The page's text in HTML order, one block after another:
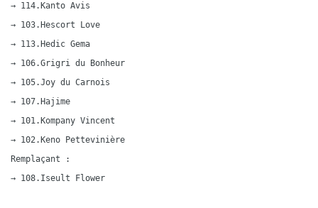
→ 114.Kanto Avis
→ 103.Hescort Love
→ 113.Hedic Gema
→ 106.Grigri du Bonheur
→ 105.Joy du Carnois
→ 107.Hajime
→ 101.Kompany Vincent
→ 102.Keno Pettevinière
Remplaçant :
→ 108.Iseult Flower